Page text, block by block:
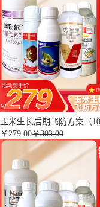
玉米生长后期飞防方案（
￥ 279.00￥303.00